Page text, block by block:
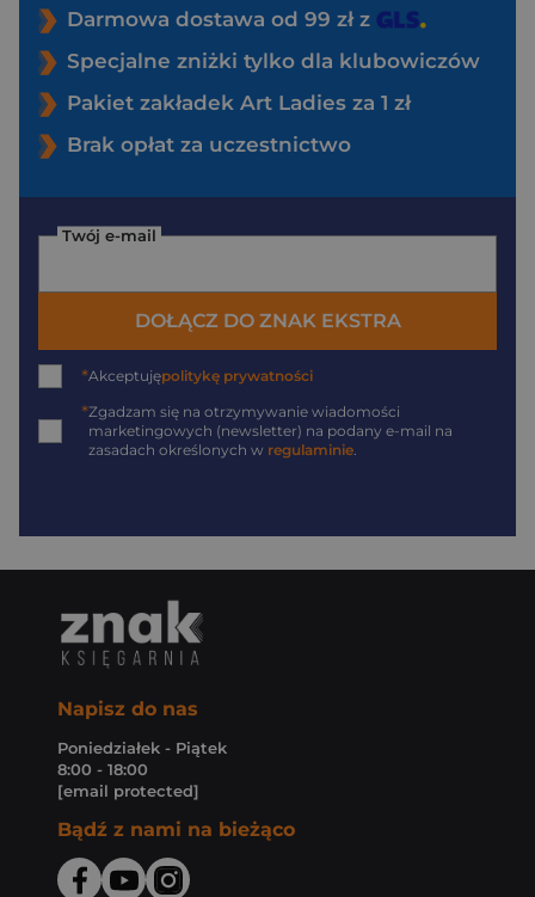
Darmowa dostawa od 99 zł z
Specjalne zniżki tylko dla klubowiczów
Pakiet zakładek Art Ladies za 1 zł
Brak opłat za uczestnictwo
Twój e-mail
DOŁĄCZ DO ZNAK EKSTRA
*Akceptujępolitykę prywatności
*Zgadzam się na otrzymywanie wiadomości
marketingowych (newsletter) na podany e-mail na
zasadach określonych w regulaminie.
Napisz do nas
Poniedziałek - Piątek
8:00 - 18:00
[email protected]
Bądź z nami na bieżąco